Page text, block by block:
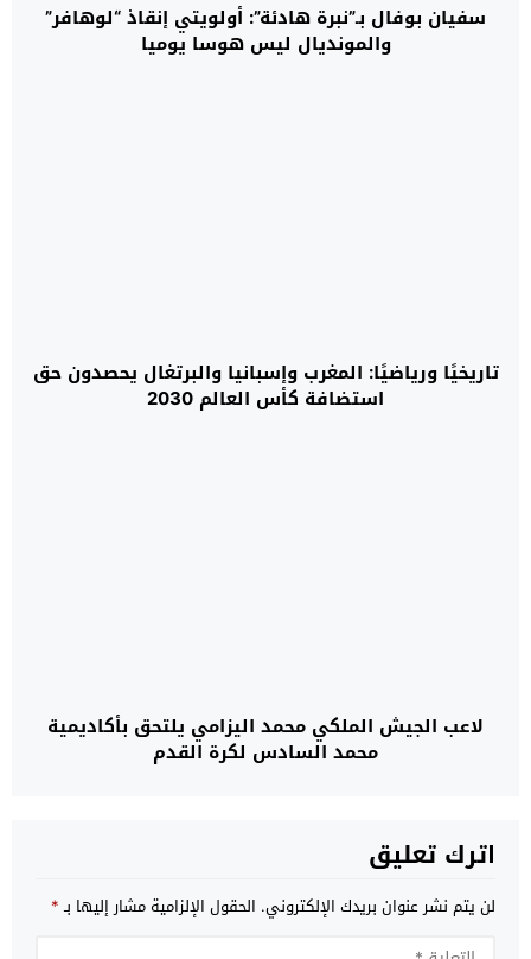
سفيان بوفال بـ”نبرة هادئة”: أولويتي إنقاذ “لوهافر”
والمونديال ليس هوسا يوميا
تاريخيًا ورياضيًا: المغرب وإسبانيا والبرتغال يحصدون حق
استضافة كأس العالم 2030
لاعب الجيش الملكي محمد اليزامي يلتحق بأكاديمية
محمد السادس لكرة القدم
اترك تعليق
لن يتم نشر عنوان بريدك الإلكتروني. الحقول الإلزامية مشار إليها بـ*